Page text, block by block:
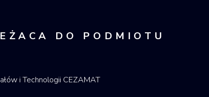
DO PODMIOTU
i Technologii CEZAMAT